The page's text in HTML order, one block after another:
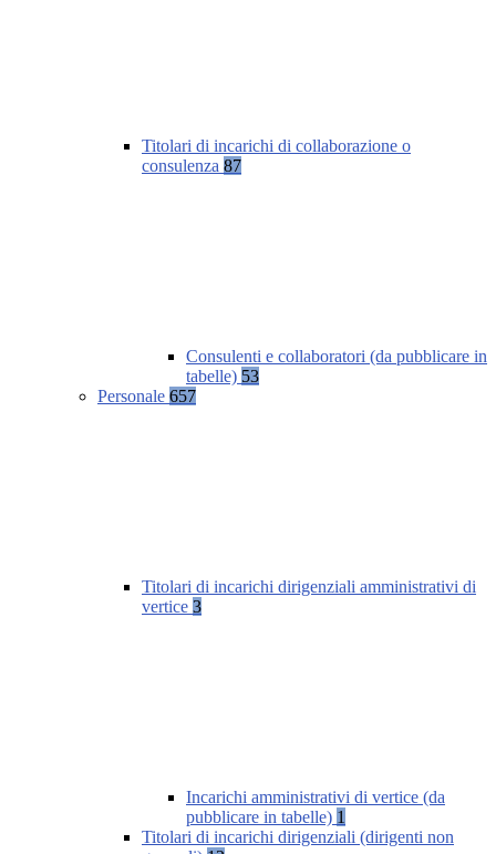
Titolari di incarichi di collaborazione o
consulenza 87
Consulenti e collaboratori (da pubblicare in
tabelle) 53
Personale 657
Titolari di incarichi dirigenziali amministrativi di
vertice 3
Incarichi amministrativi di vertice (da
pubblicare in tabelle) 1
Titolari di incarichi dirigenziali (dirigenti non